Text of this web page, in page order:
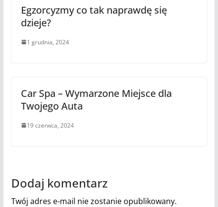
Egzorcyzmy co tak naprawdę się
dzieje?
1 grudnia, 2024
Car Spa – Wymarzone Miejsce dla
Twojego Auta
19 czerwca, 2024
Dodaj komentarz
Twój adres e-mail nie zostanie opublikowany.